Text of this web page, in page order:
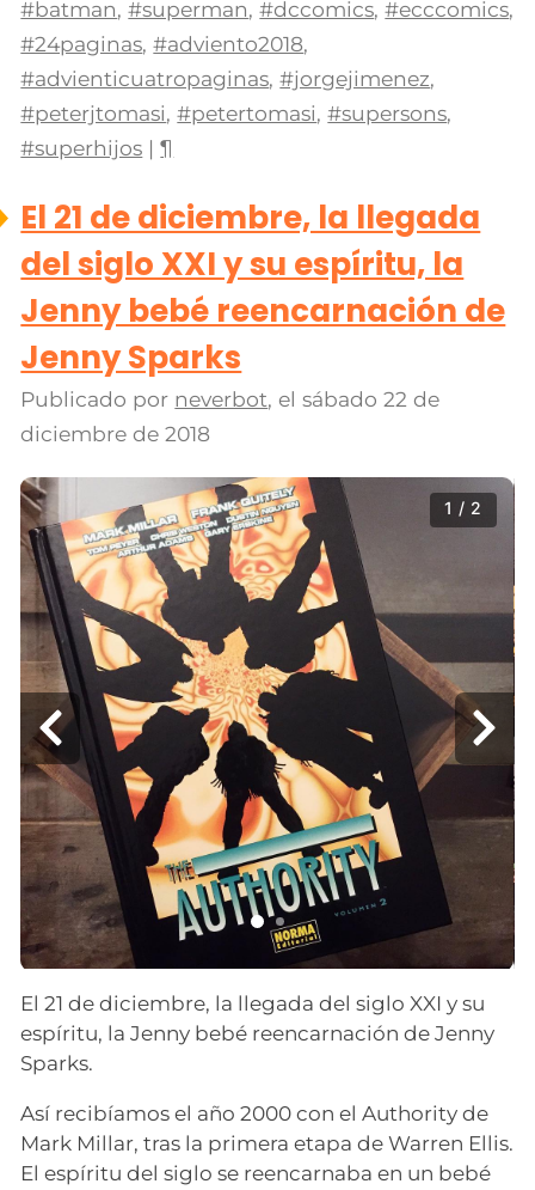
#batman,#superman,#dccomics,#ecccomics,
#24paginas,#adviento2018,
#advienticuatropaginas,#jorgejimenez,
#peterjtomasi,#petertomasi,#supersons,
#superhijos |¶
El 21 de diciembre, la llegada
del siglo XXI y su espíritu, la
Jenny bebé reencarnación de
Jenny Sparks
Publicado por neverbot, elsábado 22 de
diciembre de 2018
1 / 2
El 21 de diciembre, la llegada del siglo XXI y su
espíritu, la Jenny bebé reencarnación de Jenny
Sparks.
Así recibíamos el año 2000 con el Authority de
Mark Millar, tras la primera etapa de Warren Ellis.
El espíritu del siglo se reencarnaba en un bebé